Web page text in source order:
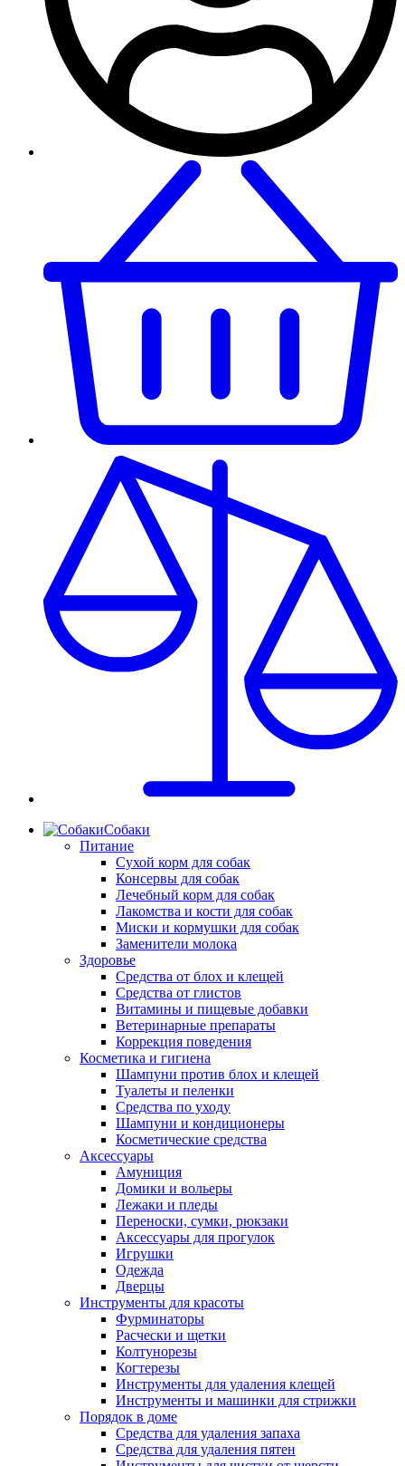
Собаки
Питание
Сухой корм для собак
Консервы для собак
Лечебный корм для собак
Лакомства и кости для собак
Миски и кормушки для собак
Заменители молока
Здоровье
Средства от блох и клещей
Средства от глистов
Витамины и пищевые добавки
Ветеринарные препараты
Коррекция поведения
Косметика и гигиена
Шампуни против блох и клещей
Туалеты и пеленки
Средства по уходу
Шампуни и кондиционеры
Косметические средства
Аксессуары
Амуниция
Домики и вольеры
Лежаки и пледы
Переноски, сумки, рюкзаки
Аксессуары для прогулок
Игрушки
Одежда
Дверцы
Инструменты для красоты
Фурминаторы
Расчески и щетки
Колтунорезы
Когтерезы
Инструменты для удаления клещей
Инструменты и машинки для стрижки
Порядок в доме
Средства для удаления запаха
Средства для удаления пятен